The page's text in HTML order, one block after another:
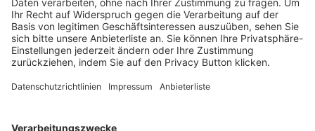
Trainerbörse
Login SpielPlus
FOLGE DEM BFV